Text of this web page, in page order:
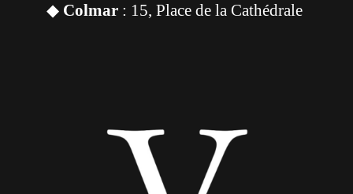
◆ Colmar: 15, Place de la Cathédrale